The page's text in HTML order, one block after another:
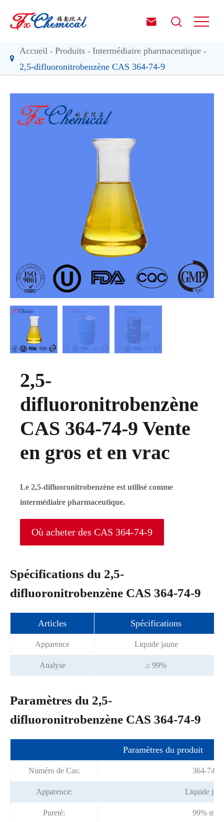
 
Accueil Produits
Intermédiaire pharmaceutique
2,5-difluoronitrobenzène CAS 364-74-9
2,5-
difluoronitrobenzène
CAS 364-74-9 Vente
en gros et en vrac
Le 2,5-difluoronitrobenzène est utilisé comme
intermédiaire pharmaceutique.
Où acheter des CAS 364-74-9
Spécifications du 2,5-
difluoronitrobenzène CAS 364-74-9
Articles Spécifications
Apparence Liquide jaune
Analyse ≥ 99%
Paramètres du 2,5-
difluoronitrobenzène CAS 364-74-9
Paramètres du produit
Numéro de Cas: 364-74-9
Apparence: Liquide
Pureté: 99% min